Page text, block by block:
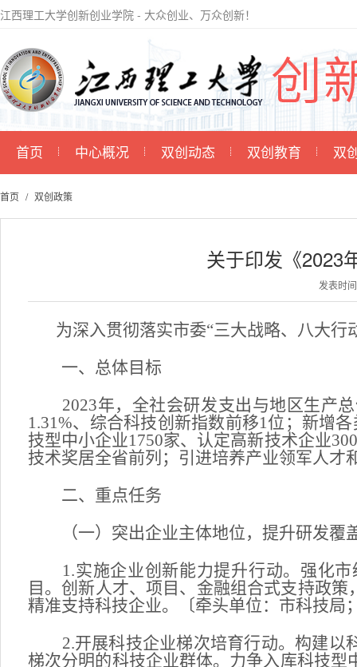
江西理工大学创新创业学院 - 大众创业、万众创新！
首页 中心概况 双创动态 双创教育 双
首页 双创政策
关于印发《2023
发表时
为深入贯彻落实市委“三大战略、八大行
一、总体目标
2023年，全社会研发支出与地区生产总
1.31%、综合科技创新指数前移1位；新增
技型中小企业1750家、认定高新技术企业
技术奖居全省前列；引进培养产业领军人才
二、重点任务
（一）突出企业主体地位，提升研发覆
1.实施企业创新能力提升行动。强化市
目。创新人才、项目、金融组合式支持政
精准支持科技企业。〔牵头单位：市科技局
2.开展科技企业梯次培育行动。构建以
梯次分明的科技企业群体。力争入库科技型